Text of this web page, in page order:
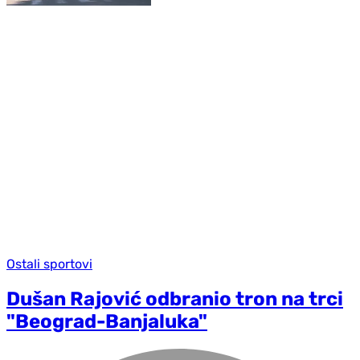
Ostali sportovi
Dušan Rajović odbranio tron na trci
"Beograd-Banjaluka"